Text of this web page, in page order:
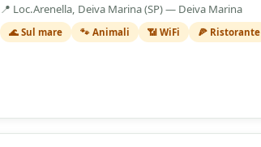
📍 Loc.Arenella, Deiva Marina (SP) — Deiva Marina
🌊 Sul mare 🐾 Animali 📶 WiFi 🍕 Ristorante